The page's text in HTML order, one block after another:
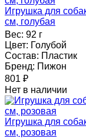
Игрушка для
см, голубая
Вес: 92 г
Цвет: Голубой
Состав: Пластик
Бренд: Пижон
801 ₽
Нет в наличии
Игрушка для
см, розовая